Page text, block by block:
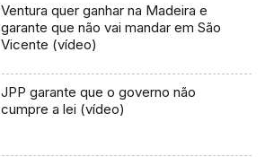
Ventura quer ganhar na Madeira e
garante que não vai mandar em São
Vicente (vídeo)
JPP garante que o governo não
cumpre a lei (vídeo)